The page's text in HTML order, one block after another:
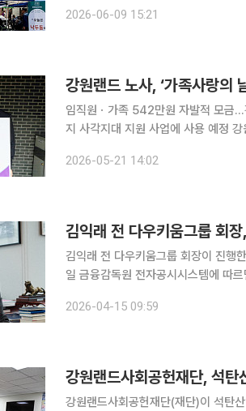
캐다’는 강원 석탄산업전환지역 외식
2026-06-09 15:21
임직원ㆍ가족 542만원 자발적 모금
지 사각지대 지원 사업에 사용 예정 강원랜드 노사가 임직원 가족 축제를 통해 모인 참가비 전액을
고원1구장에서 개최된 ‘제2회 가족사
2026-05-21 14:02
김익래 전 다우키움그룹 회
김익래 전 다우키움그룹 회장이 진행
일 금융감독원 전자공시시스템에 따
의 74.71%에 그쳤다. 김 전 회장은
2026-04-15 09:59
강원랜드사회공헌재단(재단)이 석탄